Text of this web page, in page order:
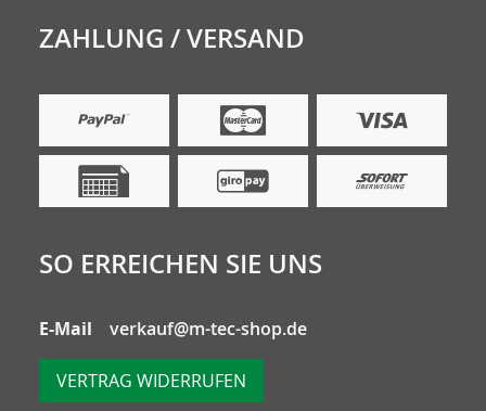
ZAHLUNG / VERSAND
SO ERREICHEN SIE UNS
E-Mail verkauf@m-tec-shop.de
VERTRAG WIDERRUFEN